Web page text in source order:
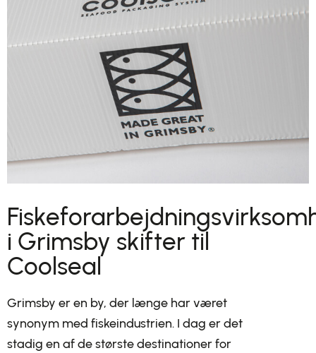
i Grimsby skifter til
Coolseal
Grimsby er en by, der længe har været
synonym med fiskeindustrien. I dag er det
stadig en af de største destinationer for